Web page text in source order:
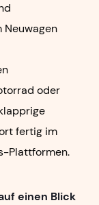
Neuwagen
oder
fertig im
Plattformen.
einen Blick